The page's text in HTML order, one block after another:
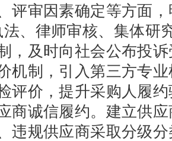
评审因素确定等方面
法、律师审核、集体研
，及时向社会公布投
机制，引入第三方专
评价，提升采购人履
商诚信履约。建立供
违规供应商采取分级